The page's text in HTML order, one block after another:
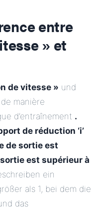
entre
» et
de vitesse » und
manière
d’entraînement .
de réduction ‘i’
de sortie est
est supérieur à
ein
als 1, bei dem die
das